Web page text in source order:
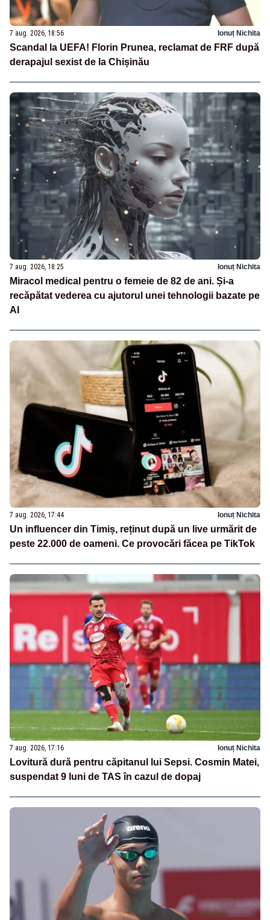
7 aug. 2026, 18:56 Ionuț Nichita
Scandal la UEFA! Florin Prunea, reclamat de FRF după
derapajul sexist de la Chișinău
7 aug. 2026, 18:25 Ionuț Nichita
Miracol medical pentru o femeie de 82 de ani. Și-a
recăpătat vederea cu ajutorul unei tehnologii bazate pe
AI
7 aug. 2026, 17:44 Ionuț Nichita
Un influencer din Timiș, reținut după un live urmărit de
peste 22.000 de oameni. Ce provocări făcea pe TikTok
7 aug. 2026, 17:16 Ionuț Nichita
Lovitură dură pentru căpitanul lui Sepsi. Cosmin Matei,
suspendat 9 luni de TAS în cazul de dopaj